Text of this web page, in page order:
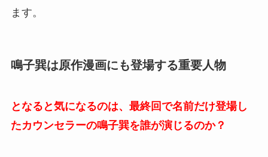
ます。
鳴子巽は原作漫画にも登場する重要人物
となると気になるのは、最終回で名前だけ登場し
たカウンセラーの鳴子巽を誰が演じるのか？